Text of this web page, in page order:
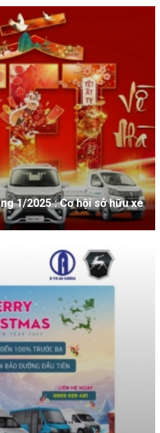
1/2025 : Cơ hội sở hữu xe